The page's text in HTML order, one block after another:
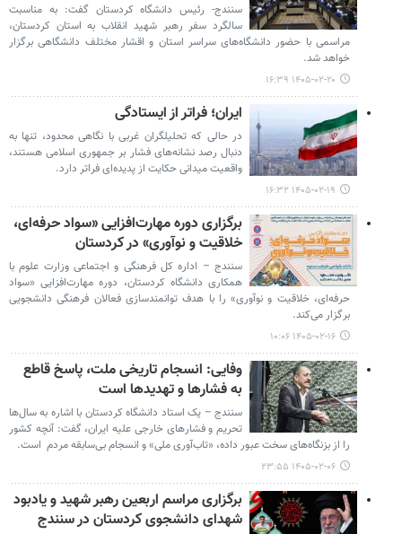
سنندج- رئیس دانشگاه کردستان گفت: به مناسبت
سالگرد سفر رهبر شهید انقلاب به استان کردستان،
مراسمی با حضور دانشگاه‌های سراسر استان و اقشار مختلف دانشگاهی برگزار
خواهد شد.
۱۴۰۵-۰۲-۲۰ ۱۶:۳۹
ایران؛ فراتر از ایستادگی
در حالی که تحلیلگران غربی با نگاهی محدود، تنها به
دنبال رصد نشانه‌های فشار بر جمهوری اسلامی هستند،
واقعیت میدانی حکایت از پدیده‌ای فراتر دارد.
۱۴۰۵-۰۲-۱۹ ۱۶:۳۲
برگزاری دوره مهارت‌افزایی «سواد حرفه‌ای،
خلاقیت و نوآوری» در کردستان
سنندج – اداره کل فرهنگی و اجتماعی وزارت علوم با
همکاری دانشگاه کردستان، دوره مهارت‌افزایی «سواد
حرفه‌ای، خلاقیت و نوآوری» را با هدف توانمندسازی فعالان فرهنگی دانشجویی
برگزار می‌کند.
۱۴۰۵-۰۲-۱۶ ۱۰:۰۶
وفایی: انسجام تاریخی ملت، پاسخ قاطع
به فشارها و تهدیدها است
سنندج – یک استاد دانشگاه کردستان با اشاره به سال‌ها
تحریم و فشارهای خارجی علیه ایران، گفت: آنچه کشور
را از بزنگاه‌های سخت عبور داده، «تاب‌آوری ملی» و انسجام بی‌سابقه مردم است.
۱۴۰۵-۰۲-۰۶ ۲۳:۵۵
برگزاری مراسم اربعین رهبر شهید و یادبود
شهدای دانشجوی کردستان در سنندج